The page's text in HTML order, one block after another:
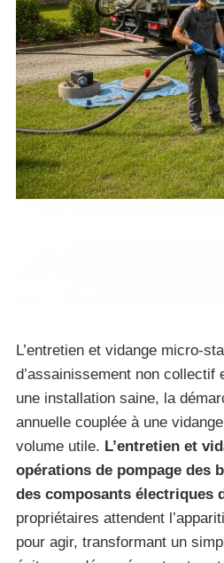
L’entretien et vidange micro-
d’assainissement non
une installation saine, la
annuelle couplée à une
volume utile. L’entretien et
opérations de pompage des
des composants électriques
propriétaires attendent
pour agir, transformant un